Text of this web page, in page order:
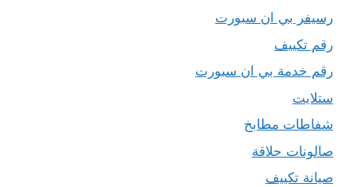
رسيفر بي ان سبورت
رقم تكييف
رقم خدمة بي ان سبورت
ستلايت
شفاطات مطابخ
صالونات حلاقة
صيانة تكييف